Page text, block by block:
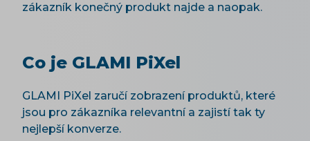
zákazník konečný produkt najde a naopak.
Co je GLAMI PiXel
GLAMI PiXel zaručí zobrazení produktů, které
jsou pro zákazníka relevantní a zajistí tak ty
nejlepší konverze.